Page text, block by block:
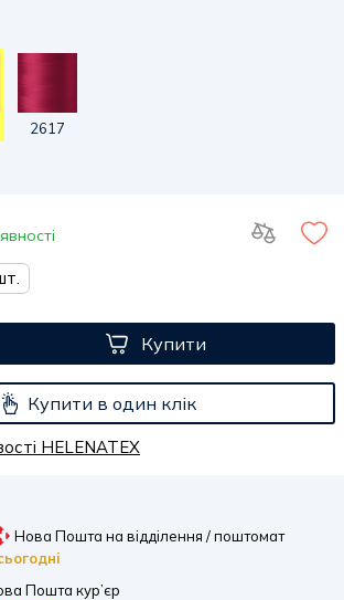
2617
Купити
Купити в один клік
HELENATEX
Нова Пошта на відділення / поштомат
Пошта кур’єр